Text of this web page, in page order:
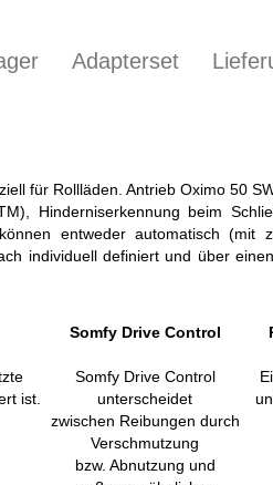
Adapterset
für Rollläden. Antrieb Oximo 50
Hinderniserkennung beim
entweder automatisch (mit
individuell definiert und über
Somfy Drive Control
ist.
Somfy Drive Control
unterscheidet
zwischen Reibungen durch
Verschmutzung
bzw. Abnutzung und